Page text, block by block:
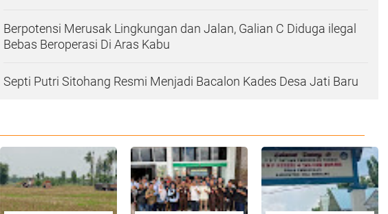
Berpotensi Merusak Lingkungan dan Jalan, Galian C Diduga ilegal
Bebas Beroperasi Di Aras Kabu
Septi Putri Sitohang Resmi Menjadi Bacalon Kades Desa Jati Baru